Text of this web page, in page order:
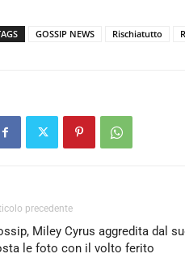
GOSSIP NEWS Rischiatutto
precedente
Miley Cyrus aggredita dal
le foto con il volto ferito